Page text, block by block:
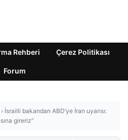
Rehberi Çerez Politikası
Forum
› İsrailli bakandan ABD’ye İran uyarısı:
gireriz”